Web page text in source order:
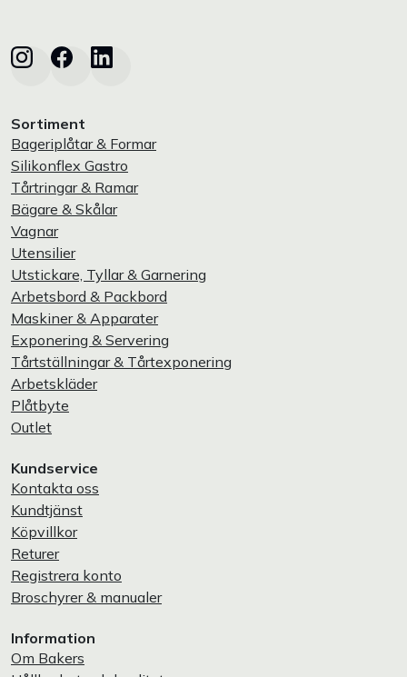
Sortiment
Bageriplåtar & Formar
Silikonflex Gastro
Tårtringar & Ramar
Bägare & Skålar
Vagnar
Utensilier
Utstickare, Tyllar & Garnering
Arbetsbord & Packbord
Maskiner & Apparater
Exponering & Servering
Tårtställningar & Tårtexponering
Arbetskläder
Plåtbyte
Outlet
Kundservice
Kontakta oss
Kundtjänst
Köpvillkor
Returer
Registrera konto
Broschyrer & manualer
Information
Om Bakers